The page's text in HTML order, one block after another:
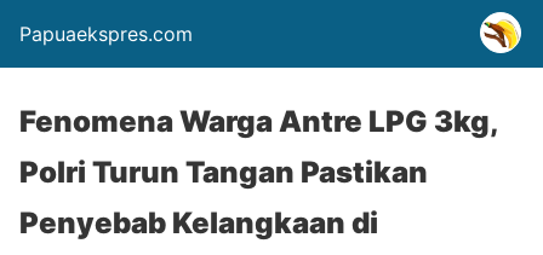
Papuaekspres.com
Fenomena Warga Antre LPG 3kg,
Polri Turun Tangan Pastikan
Penyebab Kelangkaan di